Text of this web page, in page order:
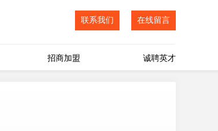
联系我们 在线留言
招商加盟 诚聘英才